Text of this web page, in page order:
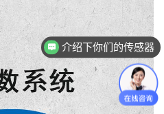
介绍下你们的传感器
传感器怎么收费的